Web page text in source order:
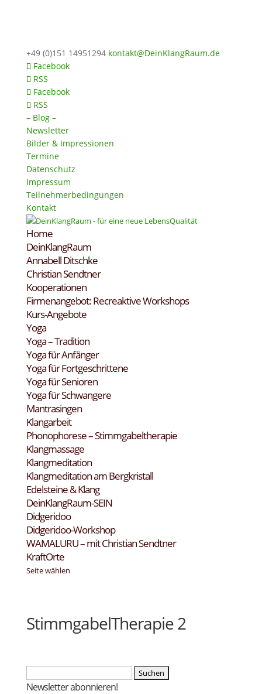
+49 (0)151 14951294 kontakt@DeinKlangRaum.de
Facebook
RSS
Facebook
RSS
– Blog –
Newsletter
Bilder & Impressionen
Termine
Datenschutz
Impressum
Teilnehmerbedingungen
Kontakt
Home
DeinKlangRaum
Annabell Ditschke
Christian Sendtner
Kooperationen
Firmenangebot: Recreaktive Workshops
Kurs-Angebote
Yoga
Yoga – Tradition
Yoga für Anfänger
Yoga für Fortgeschrittene
Yoga für Senioren
Yoga für Schwangere
Mantrasingen
Klangarbeit
Phonophorese – Stimmgabeltherapie
Klangmassage
Klangmeditation
Klangmeditation am Bergkristall
Edelsteine & Klang
DeinKlangRaum-SEIN
Didgeridoo
Didgeridoo-Workshop
WAMALURU – mit Christian Sendtner
KraftOrte
Seite wählen
StimmgabelTherapie 2
nach:
Newsletter abonnieren!